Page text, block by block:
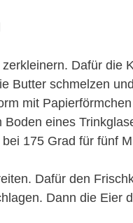
Dafür die
Butter schmelzen
mit
eines
175 Grad für fünf
Dafür den
Dann die Eier